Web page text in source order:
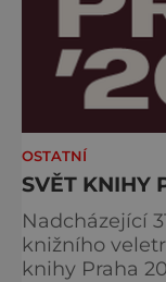
OSTATNÍ
SVĚT KNIHY
Nadcházející
knižního
knihy Praha